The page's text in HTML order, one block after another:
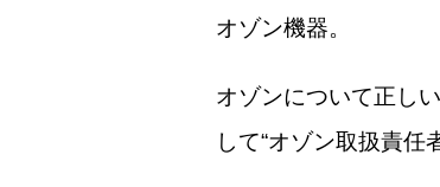
オゾン機器。
オゾンについて正し
して“オゾン取扱責任